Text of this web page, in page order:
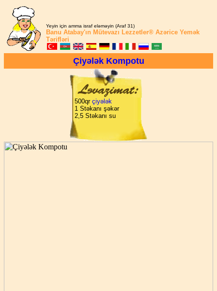
Yeyin için amma israf eləməyin (Araf 31)
Banu Atabay'ın Mütevazı Lezzetler® Azərice Yemək
Tərifləri
Çiyələk Kompotu
500qr çiyələk
1 Stəkanı şəkər
2,5 Stəkanı su